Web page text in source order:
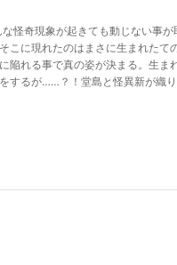
怪奇現象が起きても動じない事が
こに現れたのはまさに生まれたて
陥れる事で真の姿が決まる。生ま
するが……？！堂島と怪異新が織